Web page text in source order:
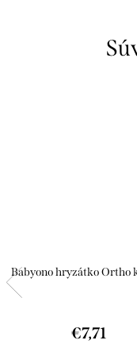
Babyono hryzátko Ortho
€7,71